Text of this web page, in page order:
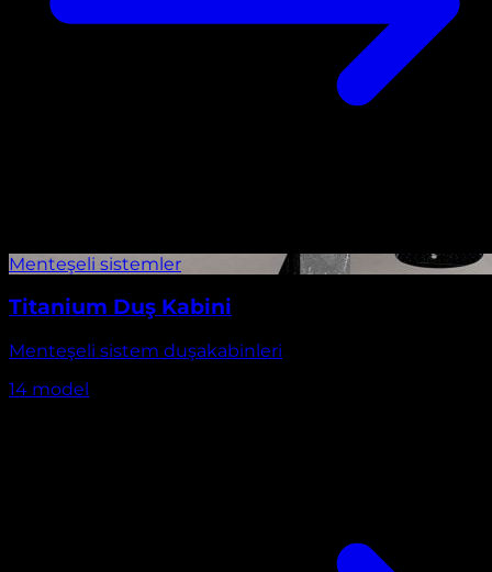
Titanium Duş Kabini
Menteşeli sistem duşakabinleri
14 model